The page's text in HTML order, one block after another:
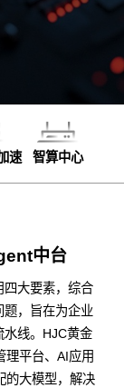
速 智算中心
中台
四大要素，综合
题，旨在为企业
水线。HJC黄金
理平台、AI应用
的大模型，解决